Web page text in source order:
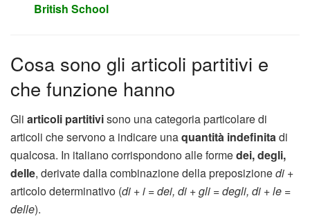
British School
Cosa sono gli articoli partitivi e
che funzione hanno
Gli articoli partitivisono una categoria particolare di
articoli che servono a indicare unaquantità indefinitadi
qualcosa. In italiano corrispondono alle formedei, degli,
delle, derivate dalla combinazione della preposizionedi +
articolo determinativo (di + i = dei, di + gli = degli, di + le =
delle).